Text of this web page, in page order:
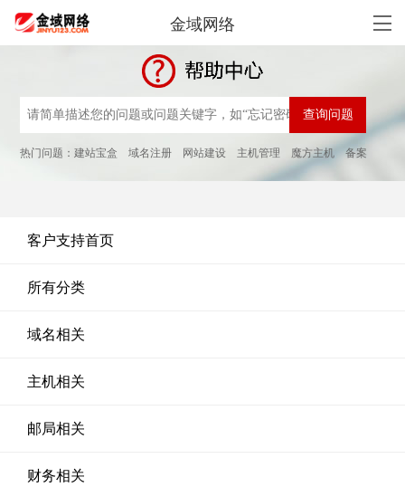
金域网络
热门问题：建站宝盒 域名注册 网站建设 主机管理 魔方主机 备案
客户支持首页
所有分类
域名相关
主机相关
邮局相关
财务相关